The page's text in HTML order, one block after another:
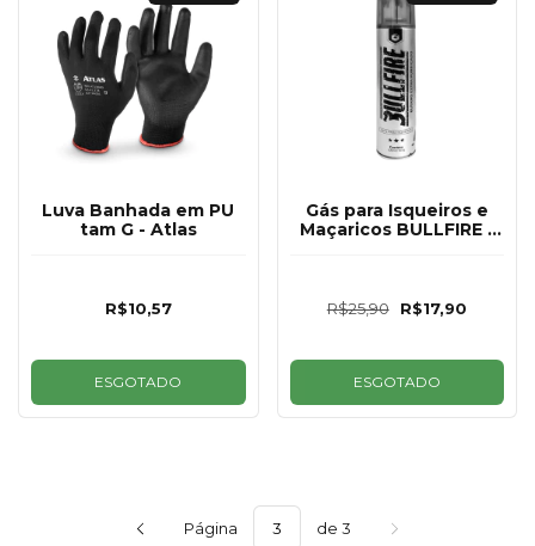
Luva Banhada em PU
tam G - Atlas
R$10,57
ESGOTADO
Gás para Isqueiros e
Maçaricos BULLFIRE -
R$25,90 R$17,90
ESGOTADO
Página de 3